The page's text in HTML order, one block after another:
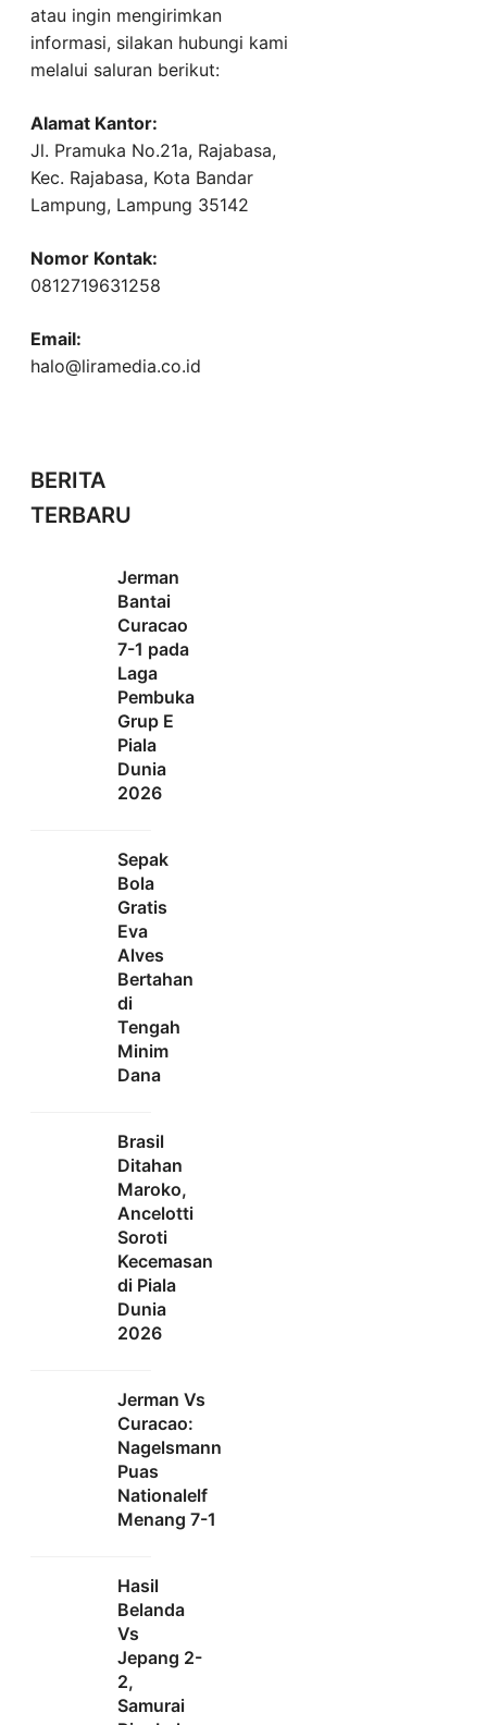
atau ingin mengirimkan
informasi, silakan hubungi kami
melalui saluran berikut:
Alamat Kantor:
Jl. Pramuka No.21a, Rajabasa,
Kec. Rajabasa, Kota Bandar
Lampung, Lampung 35142
Nomor Kontak:
0812719631258
Email:
halo@liramedia.co.id
BERITA
TERBARU
Jerman
Bantai
Curacao
7-1 pada
Laga
Pembuka
Grup E
Piala
Dunia
2026
Sepak
Bola
Gratis
Eva
Alves
Bertahan
di
Tengah
Minim
Dana
Brasil
Ditahan
Maroko,
Ancelotti
Soroti
Kecemasan
di Piala
Dunia
2026
Jerman Vs
Curacao:
Nagelsmann
Puas
Nationalelf
Menang 7-1
Hasil
Belanda
Vs
Jepang 2-
2,
Samurai